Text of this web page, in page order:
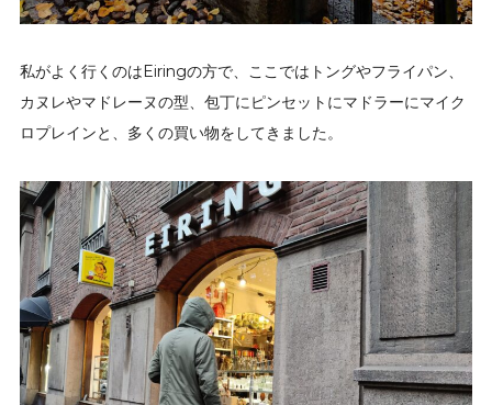
私がよく行くのはEiringの方で、ここではトングやフライパン、
カヌレやマドレーヌの型、包丁にピンセットにマドラーにマイク
ロプレインと、多くの買い物をしてきました。